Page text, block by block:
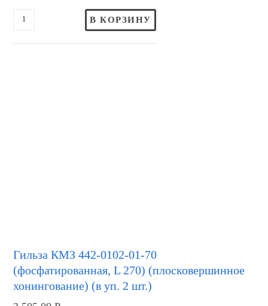
В КОРЗИНУ
Гильза КМЗ 442-0102-01-70
(фосфатированная, L 270) (плосковершинное
хонингование) (в уп. 2 шт.)